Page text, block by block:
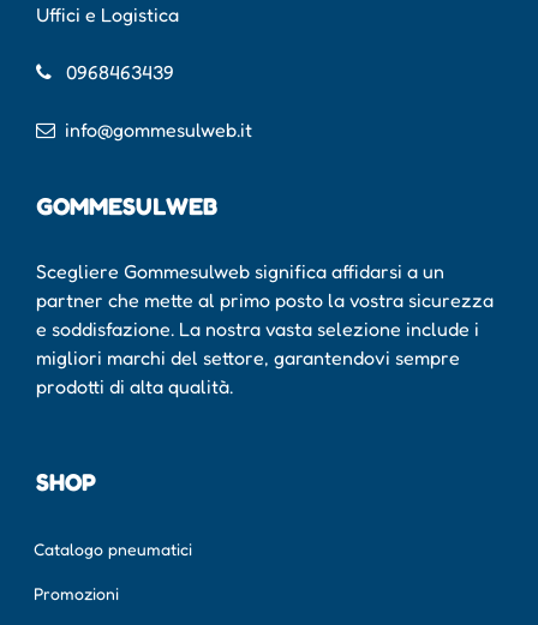
Uffici e Logistica
0968463439
info@gommesulweb.it
GOMMESULWEB
Scegliere Gommesulweb significa affidarsi a un
partner che mette al primo posto la vostra sicurezza
e soddisfazione. La nostra vasta selezione include i
migliori marchi del settore, garantendovi sempre
prodotti di alta qualità.
SHOP
Catalogo pneumatici
Promozioni